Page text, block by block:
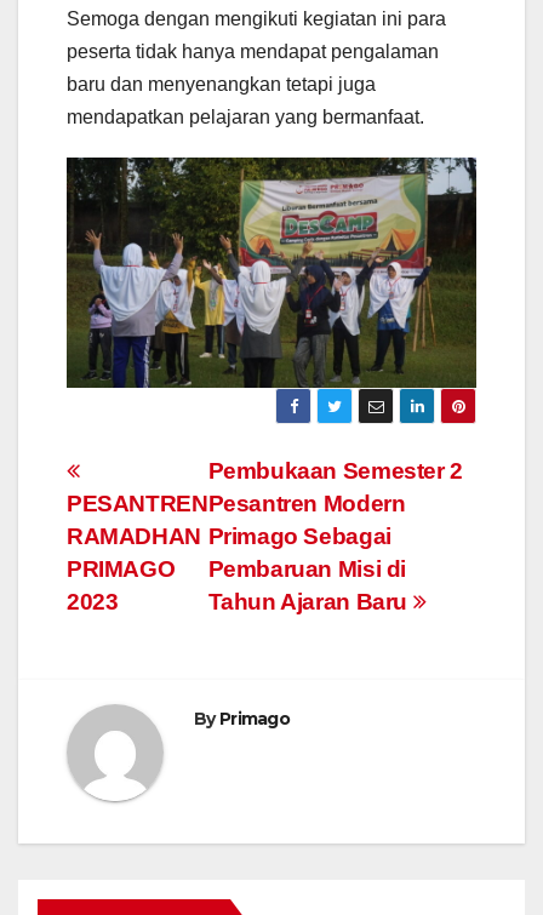
Semoga dengan mengikuti kegiatan ini para
peserta tidak hanya mendapat pengalaman
baru dan menyenangkan tetapi juga
mendapatkan pelajaran yang bermanfaat.
Post
navigation
Pembukaan Semester 2
Pesantren Modern
Primago Sebagai
Pembaruan Misi di
Tahun Ajaran Baru
PESANTREN
RAMADHAN
PRIMAGO
2023
ByPrimago